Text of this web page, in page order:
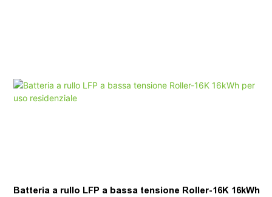
Batteria a rullo LFP a bassa tensione Roller-16K 16kWh